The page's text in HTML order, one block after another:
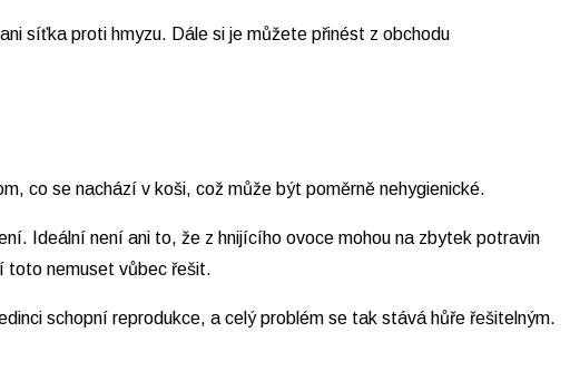
síťka proti hmyzu. Dále si je můžete přinést z obchodu
co se nachází v koši, což může být poměrně nehygienické.
Ideální není ani to, že z hnijícího ovoce mohou na zbytek potravin
toto nemuset vůbec řešit.
schopní reprodukce, a celý problém se tak stává hůře řešitelným.